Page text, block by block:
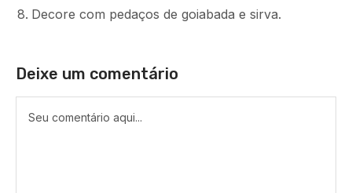
Decore com pedaços de goiabada e sirva.
Deixe um comentário